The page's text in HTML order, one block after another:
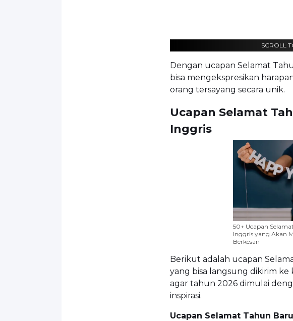
SCROLL
Dengan ucapan Selamat
bisa mengekspresikan
orang tersayang secara unik.
Ucapan Selamat
Inggris
50+ Ucapan
Inggris yang Akan
Berkesan
Berikut adalah ucapan
yang bisa langsung dikirim
agar tahun 2026 dimulai
inspirasi.
Ucapan Selamat Tahun